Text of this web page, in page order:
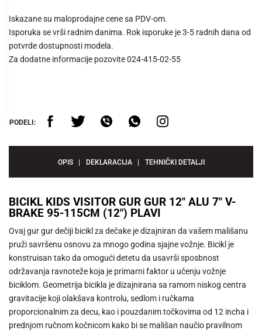
Iskazane su maloprodajne cene sa PDV-om.
Isporuka se vrši radnim danima. Rok isporuke je 3-5 radnih dana od
potvrde dostupnosti modela.
Za dodatne informacije pozovite 024-415-02-55
PODELI:
OPIS DEKLARACIJA TEHNIČKI DETALJI
BICIKL KIDS VISITOR GUR GUR 12" ALU 7" V-
BRAKE 95-115CM (12") PLAVI
Ovaj gur gur dečiji bicikl za dečake je dizajniran da vašem mališanu
pruži savršenu osnovu za mnogo godina sjajne vožnje. Bicikl je
konstruisan tako da omogući detetu da usavrši sposbnost
održavanja ravnoteže koja je primarni faktor u učenju vožnje
biciklom. Geometrija bicikla je dizajnirana sa ramom niskog centra
gravitacije koji olakšava kontrolu, sedlom i ručkama
proporcionalnim za decu, kao i pouzdanim točkovima od 12 incha i
prednjom ručnom kočnicom kako bi se mališan naučio pravilnom